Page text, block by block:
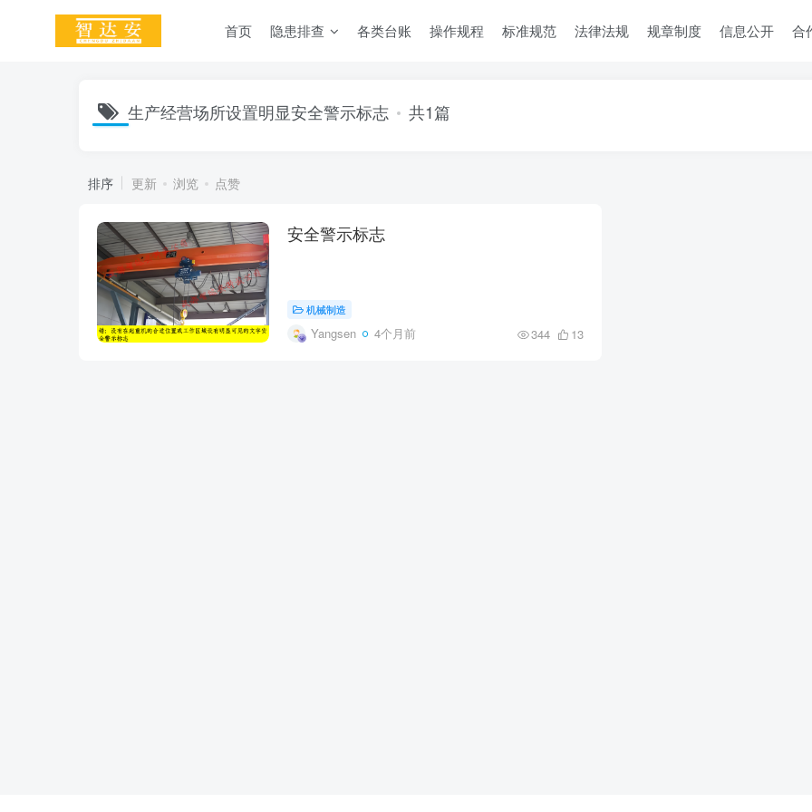
首页 隐患排查 各类台账 操作规程 标准规范 法律法规 规章制度 信息公开 合
生产经营场所设置明显安全警示标志 共1篇
排序 更新 浏览 点赞
安全警示标志
机械制造
Yangsen 4个月前 344 13